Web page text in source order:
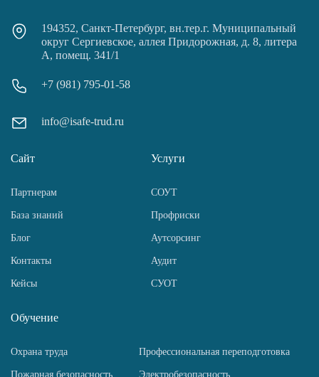
194352, Санкт-Петербург, вн.тер.г. Муниципальный
округ Сергиевское, аллея Придорожная, д. 8, литера
А, помещ. 341/1
+7 (981) 795-01-58
info@isafe-trud.ru
Сайт
Партнерам
База знаний
Блог
Контакты
Кейсы
Услуги
СОУТ
Профриски
Аутсорсинг
Аудит
СУОТ
Обучение
Охрана труда Профессиональная переподготовка
Пожарная безопасность Электробезопасность